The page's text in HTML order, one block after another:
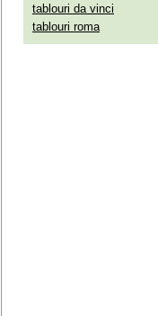
tablouri da vinci
tablouri roma